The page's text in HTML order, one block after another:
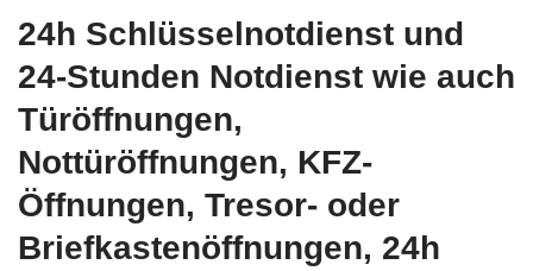
24h Schlüsselnotdienst und
24-Stunden Notdienst wie auch
Türöffnungen,
Nottüröffnungen, KFZ-
Öffnungen, Tresor- oder
Briefkastenöffnungen, 24h